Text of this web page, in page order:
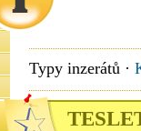
Typy inzerátů ·